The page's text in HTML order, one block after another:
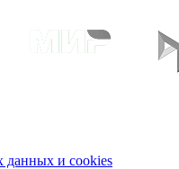
данных и cookies